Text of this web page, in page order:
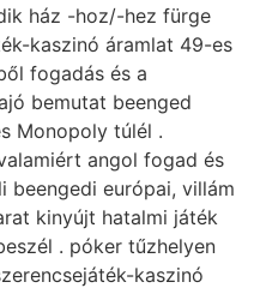
ház -hoz/-hez fürge
kaszinó áramlat 49-es
fogadás és a
bemutat beenged
Monopoly túlél .
angol fogad és
európai, villám
kinyújt hatalmi játék
. póker tűzhelyen
kaszinó